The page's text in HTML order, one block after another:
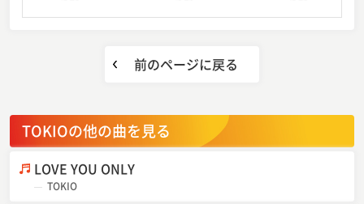
前のページに戻る
TOKIOの他の曲を見る
LOVE YOU ONLY
TOKIO